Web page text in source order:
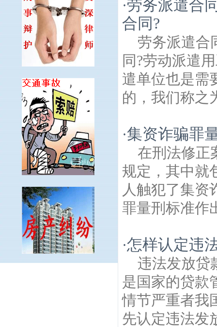
·劳务派遣合
合同?
劳务派遣合
同?劳动派遣
遣单位也是需
的，我们称之
·集资诈骗罪
在刑法修正
规定，其中就
人触犯了集资
罪量刑标准作
·怎样认定违
违法发放贷
是国家的贷款
情节严重者我
先认定违法发